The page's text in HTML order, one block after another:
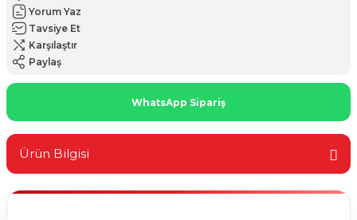
Yorum Yaz
Tavsiye Et
Karşılaştır
Paylaş
WhatsApp Sipariş
Ürün Bilgisi